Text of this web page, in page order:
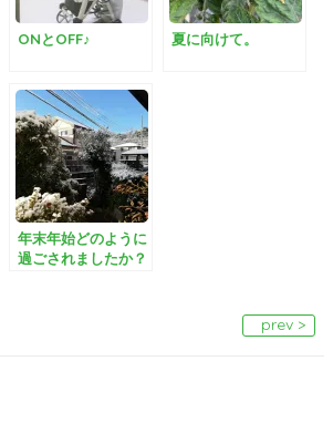
ONとOFF♪ 夏に向けて。
年末年始どのように
過ごされましたか？
prev >